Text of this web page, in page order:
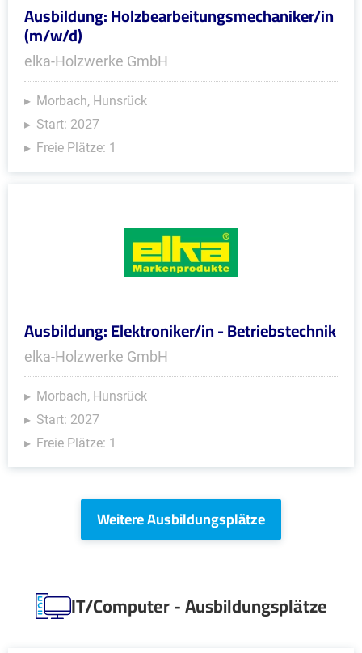
Ausbildung: Holzbearbeitungsmechaniker/in
(m/w/d)
elka-Holzwerke GmbH
Morbach, Hunsrück
Start: 2027
Freie Plätze: 1
Ausbildung: Elektroniker/in - Betriebstechnik
elka-Holzwerke GmbH
Morbach, Hunsrück
Start: 2027
Freie Plätze: 1
Weitere Ausbildungsplätze
IT/Computer - Ausbildungsplätze